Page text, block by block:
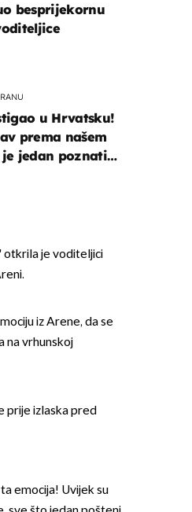
besprijekornu
u Hrvatsku!
prema našem
jedan poznati
otkrila je voditeljici
iz Arene, da se
na vrhunskoj
prije izlaska pred
emocija! Uvijek su